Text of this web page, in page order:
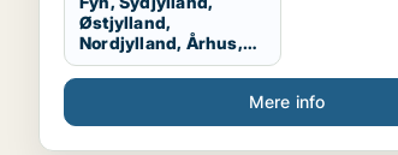
Østjylland,
Nordjylland, Århus,
Aalborg, Vestjylland,
Midtjylland
Mere info